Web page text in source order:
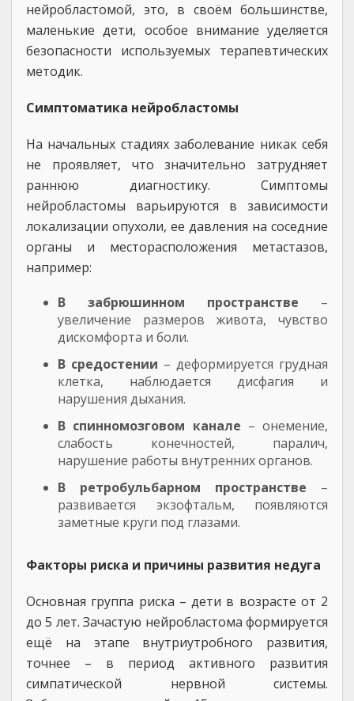
нейробластомой, это, в своём большинстве,
маленькие дети, особое внимание уделяется
безопасности используемых терапевтических
методик.
Симптоматика нейробластомы
На начальных стадиях заболевание никак себя
не проявляет, что значительно затрудняет
раннюю диагностику. Симптомы
нейробластомы варьируются в зависимости
локализации опухоли, ее давления на соседние
органы и месторасположения метастазов,
например:
В забрюшинном пространстве –
увеличение размеров живота, чувство
дискомфорта и боли.
В средостении – деформируется грудная
клетка, наблюдается дисфагия и
нарушения дыхания.
В спинномозговом канале – онемение,
слабость конечностей, паралич,
нарушение работы внутренних органов.
В ретробульбарном пространстве –
развивается экзофтальм, появляются
заметные круги под глазами.
Факторы риска и причины развития недуга
Основная группа риска – дети в возрасте от 2
до 5 лет. Зачастую нейробластома формируется
ещё на этапе внутриутробного развития,
точнее – в период активного развития
симпатической нервной системы.